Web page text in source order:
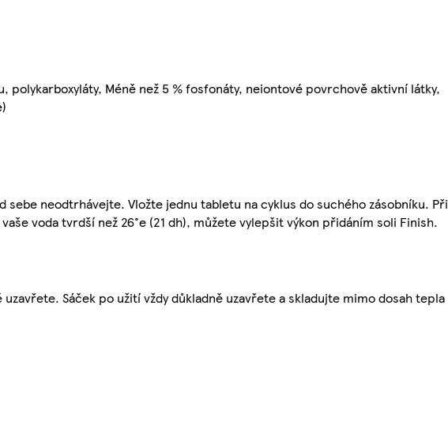
polykarboxyláty, Méně než 5 % fosfonáty, neiontové povrchově aktivní látky,
neodtrhávejte. Vložte jednu tabletu na cyklus do suchého zásobníku. Při
voda tvrdší než 26°e (21 dh), můžete vylepšit výkon přidáním soli Finish.
Sáček po užití vždy důkladně uzavřete a skladujte mimo dosah tepla